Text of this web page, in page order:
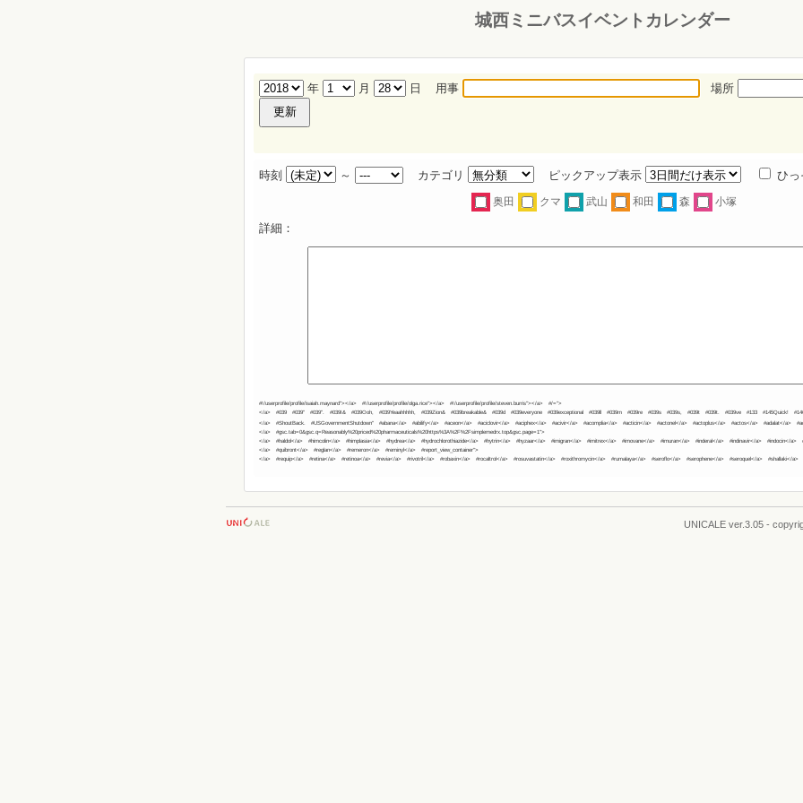
城西ミニバスイベントカレンダー
年 月 日 用事 場所
時刻 ～ カテゴリ ピックアップ表示 ひっ
奥田 クマ 武山 和田 森 小塚
詳細：
#!/userprofile/profile/isaiah.maynard"></a> #!/userprofile/profile/olga.rice"></a> #!/userprofile/profile/steven.burris"></a>
#/=">
</a>
#039 #039" #039". #039I& #039Ooh, #039Yeaahhhhh, #039Zion& #039breakable& #039d #039everyone #039exceptional #039ll #039m #039re #039s #039s, #039t #039t. #039ve #133 #145Quick!
</a>
#ShoutBack. #USGovernmentShutdown" #abana</a> #abilify</a> #aceon</a> #aciclovir</a> #aciphex</a> #acivir</a> #acomplia</a> #acticin</a> #actonel</a> #actoplus</a> #actos</a> #adalat</a>
</a>
#gsc.tab=0&gsc.q=Reasonably%20priced%20pharmaceuticals%20https%3A%2F%2Fsimplemedrx.top&gsc.page=1">
</a>
#haldol</a> #himcolin</a> #himplasia</a> #hydrea</a> #hydrochlorothiazide</a> #hytrin</a> #hyzaar</a> #imigran</a> #imitrex</a> #imovane</a> #imuran</a> #inderal</a> #indinavir</a> #indocin</a>
</a>
#quibront</a> #reglan</a> #remeron</a> #reminyl</a>
#report_view_container">
</a>
#requip</a> #retina</a> #retinoa</a> #revia</a> #rivotril</a> #robaxin</a> #rocaltrol</a> #rosuvastatin</a> #roxithromycin</a> #rumalaya</a> #seroflo</a> #serophene</a> #seroquel</a> #shallaki</a>
UNICALE ver.3.05 -